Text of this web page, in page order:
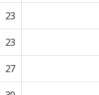
23
23
27